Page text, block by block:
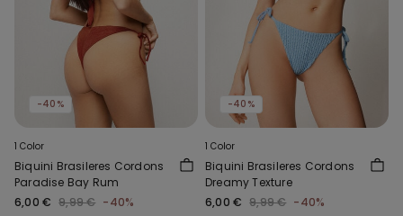
-40%
1 Color
Biquini Brasileres Cordons
Paradise Bay Rum
6,00 € 9,99 € -40%
-40%
1 Color
Biquini Brasileres Cordons
Dreamy Texture
6,00 € 9,99 € -40%